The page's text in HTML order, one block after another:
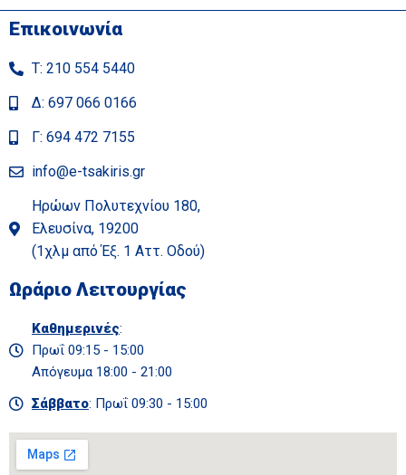
Επικοινωνία
Τ: 210 554 5440
Δ: 697 066 0166
Γ: 694 472 7155
info@e-tsakiris.gr
Ηρώων Πολυτεχνίου 180,
Ελευσίνα, 19200
(1χλμ από Έξ. 1 Αττ. Οδού)
Ωράριο Λειτουργίας
Καθημερινές:
Πρωΐ 09:15 - 15:00
Απόγευμα 18:00 - 21:00
Σάββατο: Πρωΐ 09:30 - 15:00